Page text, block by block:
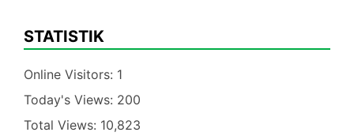
STATISTIK
Online Visitors: 1
Today's Views: 200
Total Views: 10,823